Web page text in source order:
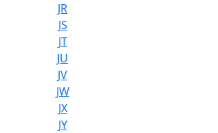
JR
JS
JT
JU
JV
JW
JX
JY